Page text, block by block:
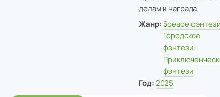
делам и награда.
Жанр: Боевое
Городское
фэнтези,
фэнтези
Год: 2025